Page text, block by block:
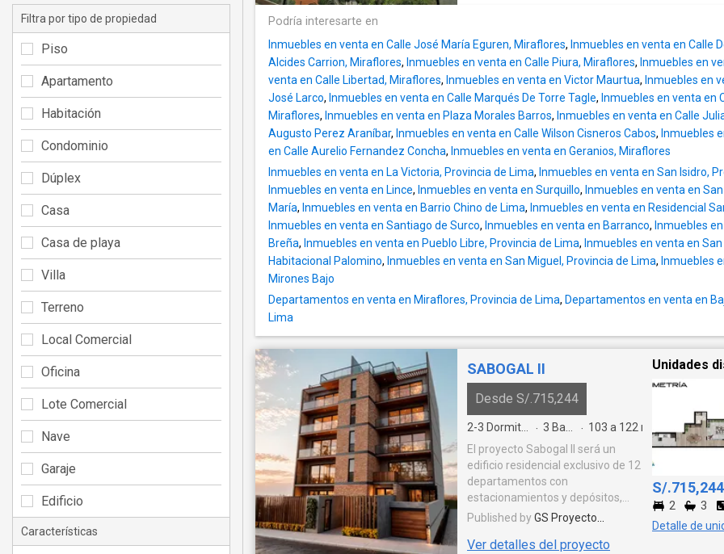
baño incorporado Dormitorio principal con
baño Adicionales: 2 cocheras paralelas (ubicadas en primer piso)
Depósito amplio Vigilancia permanente 24/7 Destacado: Diseño
cómodo y funcional, ideal para quienes
una espectacular vista al mar
Podría interesarte en
Inmuebles en venta en Calle José María Eguren, Miraflores, Inmuebles en venta en Calle
Alcides Carrion, Miraflores, Inmuebles en venta en Calle Piura, Miraflores, Inmuebles en
venta en Calle Libertad, Miraflores, Inmuebles en venta en Victor Maurtua, Inmuebles en
José Larco, Inmuebles en venta en Calle Marqués De Torre Tagle, Inmuebles en venta en
Miraflores, Inmuebles en venta en Plaza Morales Barros, Inmuebles en venta en Calle
Augusto Perez Araníbar, Inmuebles en venta en Calle Wilson Cisneros Cabos, Inmuebles
en Calle Aurelio Fernandez Concha, Inmuebles en venta en Geranios, Miraflores
Inmuebles en venta en La Victoria, Provincia de Lima, Inmuebles en venta en San Isidro,
Inmuebles en venta en Lince, Inmuebles en venta en Surquillo, Inmuebles en venta en
María, Inmuebles en venta en Barrio Chino de Lima, Inmuebles en venta en Residencial
Inmuebles en venta en Santiago de Surco, Inmuebles en venta en Barranco, Inmuebles
Breña, Inmuebles en venta en Pueblo Libre, Provincia de Lima, Inmuebles en venta en
Habitacional Palomino, Inmuebles en venta en San Miguel, Provincia de Lima, Inmuebles
Mirones Bajo
Departamentos en venta en Miraflores, Provincia de Lima, Departamentos en venta en
Lima
SABOGAL II
Desde S/.715,244
2-3 · 3 · 103 a 122
El proyecto Sabogal II será un
edificio residencial exclusivo de 12
departamentos con
estacionamientos y depósitos,
distribuidos en 10 flats y 2 dúplex,
hasta 252 m². Uno de los dúplex
Published byGS Proyecto
Ver detalles del proyecto
Unidades
S/.715,244
2 3
Detalle de
Filtra por tipo de propiedad
Piso
Apartamento
Habitación
Condominio
Dúplex
Casa
Casa de playa
Villa
Terreno
Local Comercial
Oficina
Lote Comercial
Nave
Garaje
Edificio
Características